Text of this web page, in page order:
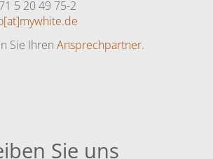
5 20 49 75-2
Sie Ihren Ansprechpartner.
Sie uns